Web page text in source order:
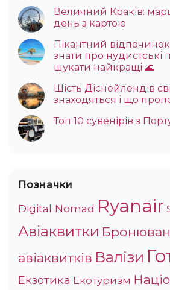
Величний Краків:
день з картою
Пікантний
знати про нудистські
шукати найкращі 🌊
Шість Діснейлендів
знаходяться і що
Топ 10 сувенірів з
Позначки
Digital Nomad Ryanair
Авіаквитки
авіаквитків Валізи
Екзотика Екотуризм